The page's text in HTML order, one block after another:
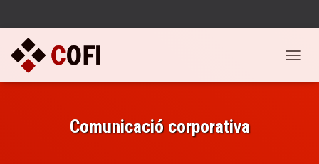
Comunicació corporativa